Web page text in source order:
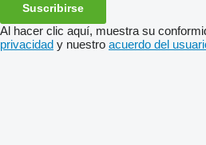
Suscribirse
Al hacer clic aquí, muestra su
privacidad y nuestro acuerdo del